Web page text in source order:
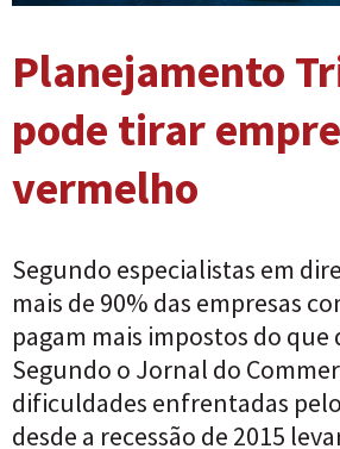
Planejamento
pode tirar
vermelho
Segundo especialistas em
mais de 90% das empresas
pagam mais impostos do que
Segundo o Jornal do
dificuldades enfrentadas
desde a recessão de 2015